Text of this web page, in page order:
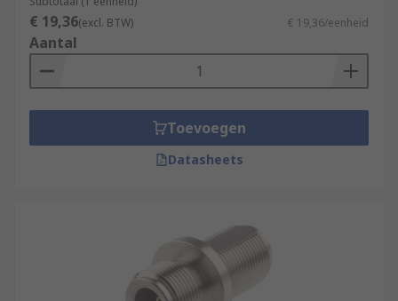
There are two main types of RF coaxial adapters;
A two-port Interconnection device that provides a
convenient method of converting from one
gender to another in the same series. Is also
handy way to join two lengths of cable together
to extend the run within the same connector
€ 19,36(excl. BTW) € 19,36/eenheid
Aantal
Toevoegen
Datasheets